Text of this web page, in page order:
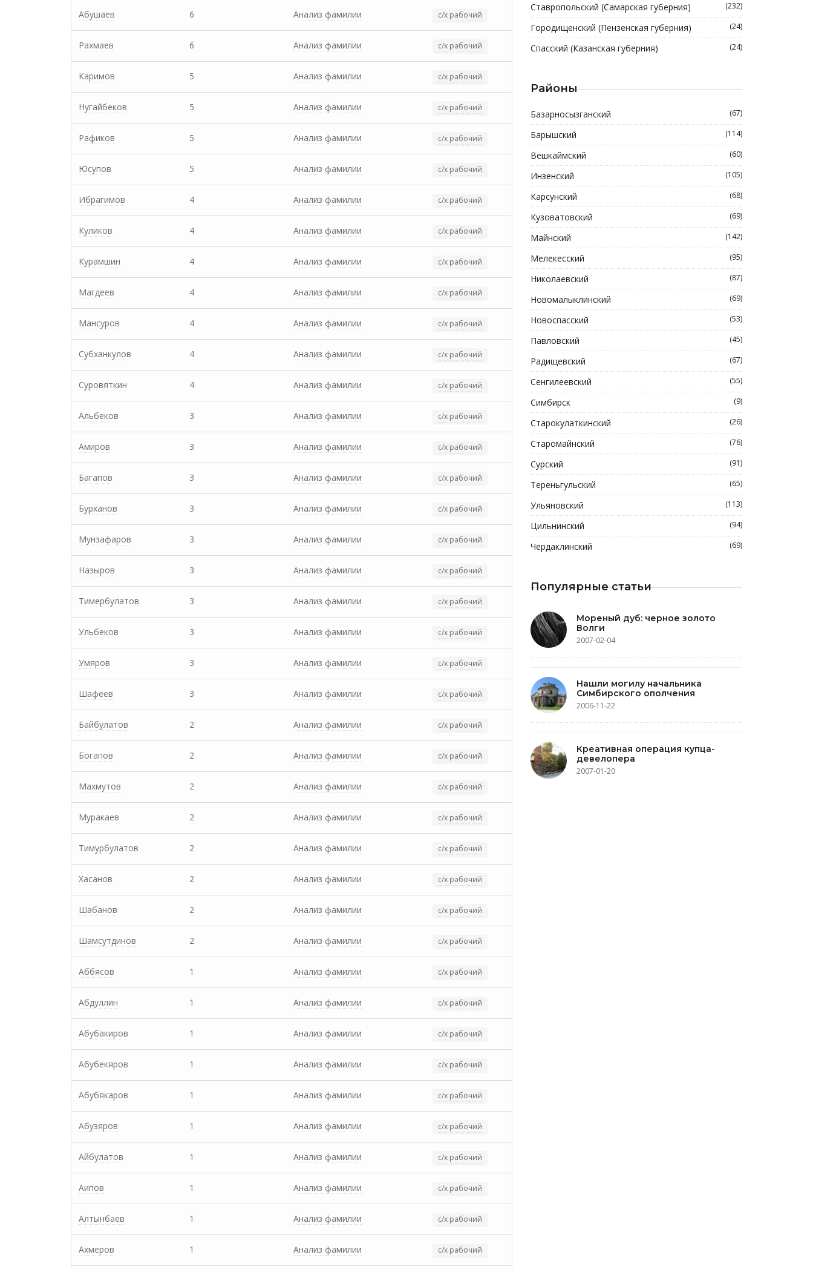
Абушаев 6 Анализ фамилии с/х рабочий
Рахмаев 6 Анализ фамилии с/х рабочий
Каримов 5 Анализ фамилии с/х рабочий
Нугайбеков 5 Анализ фамилии с/х рабочий
Рафиков 5 Анализ фамилии с/х рабочий
Юсупов 5 Анализ фамилии с/х рабочий
Ибрагимов 4 Анализ фамилии с/х рабочий
Куликов 4 Анализ фамилии с/х рабочий
Курамшин 4 Анализ фамилии с/х рабочий
Магдеев 4 Анализ фамилии с/х рабочий
Мансуров 4 Анализ фамилии с/х рабочий
Субханкулов 4 Анализ фамилии с/х рабочий
Суровяткин 4 Анализ фамилии с/х рабочий
Альбеков 3 Анализ фамилии с/х рабочий
Амиров 3 Анализ фамилии с/х рабочий
Багапов 3 Анализ фамилии с/х рабочий
Бурханов 3 Анализ фамилии с/х рабочий
Мунзафаров 3 Анализ фамилии с/х рабочий
Назыров 3 Анализ фамилии с/х рабочий
Тимербулатов 3 Анализ фамилии с/х рабочий
Ульбеков 3 Анализ фамилии с/х рабочий
Умяров 3 Анализ фамилии с/х рабочий
Шафеев 3 Анализ фамилии с/х рабочий
Байбулатов 2 Анализ фамилии с/х рабочий
Богапов 2 Анализ фамилии с/х рабочий
Махмутов 2 Анализ фамилии с/х рабочий
Муракаев 2 Анализ фамилии с/х рабочий
Тимурбулатов 2 Анализ фамилии с/х рабочий
Хасанов 2 Анализ фамилии с/х рабочий
Шабанов 2 Анализ фамилии с/х рабочий
Шамсутдинов 2 Анализ фамилии с/х рабочий
Аббясов 1 Анализ фамилии с/х рабочий
Абдуллин 1 Анализ фамилии с/х рабочий
Абубакиров 1 Анализ фамилии с/х рабочий
Абубекяров 1 Анализ фамилии с/х рабочий
Абубякаров 1 Анализ фамилии с/х рабочий
Абузяров 1 Анализ фамилии с/х рабочий
Айбулатов 1 Анализ фамилии с/х рабочий
Аипов 1 Анализ фамилии с/х рабочий
Алтынбаев 1 Анализ фамилии с/х рабочий
Ахмеров 1 Анализ фамилии с/х рабочий
Ставропольский (Самарская губерния) (232)
Городищенский (Пензенская губерния) (24)
Спасский (Казанская губерния) (24)
Районы
Базарносызганский (67)
Барышский (114)
Вешкаймский (60)
Инзенский (105)
Карсунский (68)
Кузоватовский (69)
Майнский (142)
Мелекесский (95)
Николаевский (87)
Новомалыклинский (69)
Новоспасский (53)
Павловский (45)
Радищевский (67)
Сенгилеевский (55)
Симбирск (9)
Старокулаткинский (26)
Старомайнский (76)
Сурский (91)
Тереньгульский (65)
Ульяновский (113)
Цильнинский (94)
Чердаклинский (69)
Популярные статьи
Мореный дуб: черное золото
Волги
2007-02-04
Нашли могилу начальника
Симбирского ополчения
2006-11-22
Креативная операция купца-
девелопера
2007-01-20